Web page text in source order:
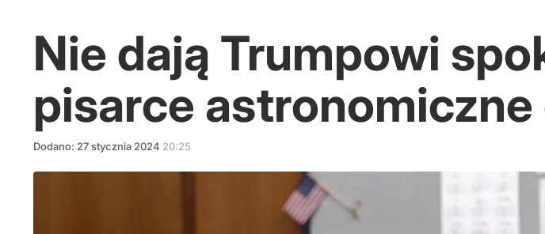
Nie dają Trumpowi
pisarce
Dodano: 27stycznia 2024 20:25